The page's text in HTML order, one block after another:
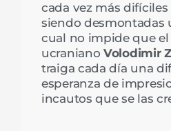
cada vez más difíciles
siendo desmontadas
cual no impide que
ucraniano Volodimir
traiga cada día una
esperanza de
incautos que se las